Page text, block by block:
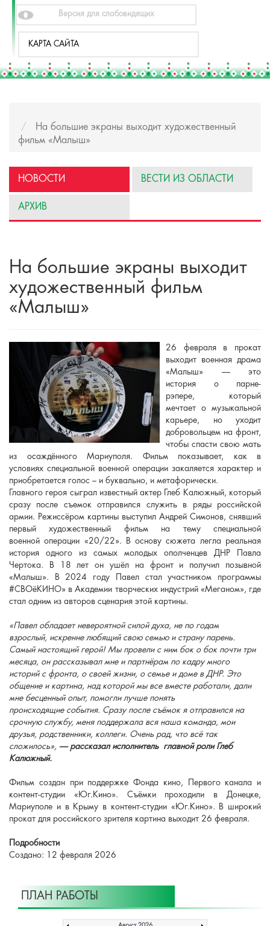
Версия для слабовидящих
КАРТА САЙТА
На большие экраны выходит художественный
фильм «Малыш»
НОВОСТИ ВЕСТИ ИЗ ОБЛАСТИ
АРХИВ
На большие экраны выходит
художественный фильм
«Малыш»
26 февраля в прокат
выходит военная драма
«Малыш» — это
история о парне-
рэпере, который
мечтает о музыкальной
карьере, но уходит
добровольцем на фронт,
чтобы спасти свою мать
из осаждённого Мариуполя. Фильм показывает, как в
условиях специальной военной операции закаляется характер и
приобретается голос – и буквально, и метафорически.
Главного героя сыграл известный актер Глеб Калюжный, который
сразу после съемок отправился служить в ряды российской
армии. Режиссёром картины выступил Андрей Симонов, снявший
первый художественный фильм на тему специальной
военной операции «20/22». В основу сюжета легла реальная
история одного из самых молодых ополченцев ДНР Павла
Чертока. В 18 лет он ушёл на фронт и получил позывной
«Малыш». В 2024 году Павел стал участником программы
#СВОёКИНО» в Академии творческих индустрий «Меганом», где
стал одним из авторов сценария этой картины.
«Павел обладает невероятной силой духа, не по годам
взрослый, искренне любящий свою семью и страну парень.
Самый настоящий герой!Мы провели с ним бок о бок почти три
месяца, он рассказывал мне и партнёрам по кадру много
историй с фронта, о своей жизни, о семье и доме в ДНР. Это
общение и картина, над которой мы все вместе работали, дали
мне бесценный опыт, помогли лучше понять
происходящие события. Сразу после съёмок я отправился на
срочную службу, меня поддержала вся наша команда, мои
друзья, родственники, коллеги. Очень рад, что всё так
сложилось», — рассказал исполнитель главнойроли Глеб
Калюжный.
Фильм создан при поддержке Фонда кино, Первого канала и
контент-студии «Юг.Кино». Съёмки проходили в Донецке,
Мариуполе и в Крыму в контент-студии «Юг.Кино». В широкий
прокат для российского зрителя картина выходит 26 февраля.
Подробности
Создано: 12 февраля 2026
ПЛАН РАБОТЫ